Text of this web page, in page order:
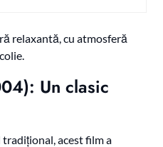
relaxantă, cu atmosferă
Un clasic
tradițional, acest film a